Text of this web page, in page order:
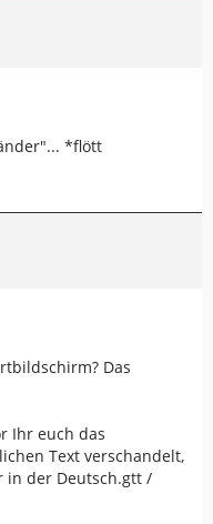
*flött
Das
Ihr euch das
Text verschandelt,
in der Deutsch.gtt /